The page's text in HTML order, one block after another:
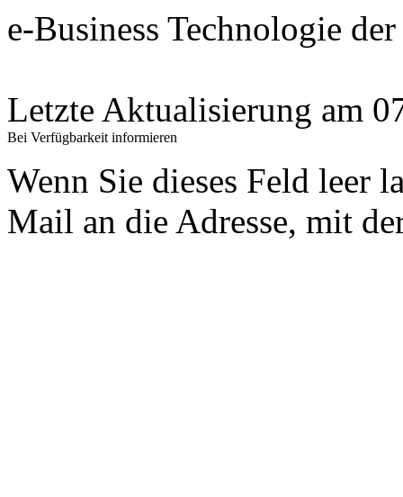
e-Business Technologie
Letzte Aktualisierung am
Bei Verfügbarkeit informieren
Wenn Sie dieses Feld leer
Mail an die Adresse, mit